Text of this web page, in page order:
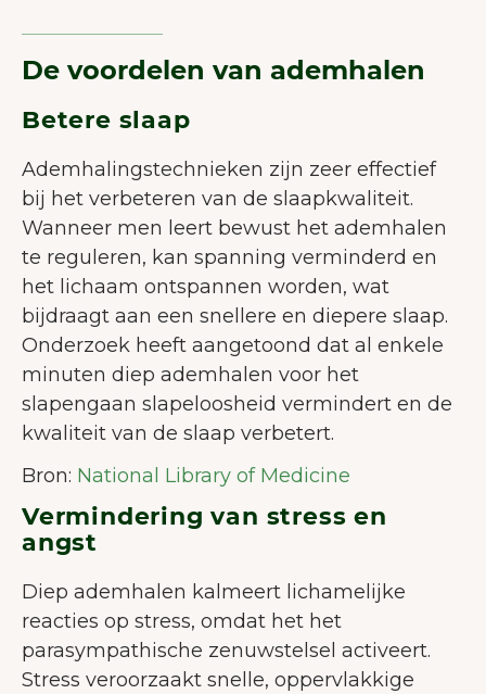
De voordelen van ademhalen
Betere slaap
Ademhalingstechnieken zijn zeer effectief
bij het verbeteren van de slaapkwaliteit.
Wanneer men leert bewust het ademhalen
te reguleren, kan spanning verminderd en
het lichaam ontspannen worden, wat
bijdraagt aan een snellere en diepere slaap.
Onderzoek heeft aangetoond dat al enkele
minuten diep ademhalen voor het
slapengaan slapeloosheid vermindert en de
kwaliteit van de slaap verbetert.
Bron: National Library of Medicine
Vermindering van stress en
angst
Diep ademhalen kalmeert lichamelijke
reacties op stress, omdat het het
parasympathische zenuwstelsel activeert.
Stress veroorzaakt snelle, oppervlakkige